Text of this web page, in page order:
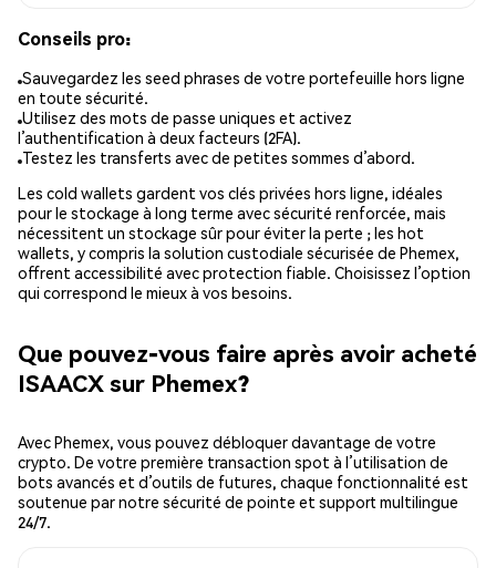
Conseils pro:
Sauvegardez les seed phrases de votre portefeuille hors ligne
en toute sécurité.
Utilisez des mots de passe uniques et activez
l’authentification à deux facteurs (2FA).
Testez les transferts avec de petites sommes d’abord.
Les cold wallets gardent vos clés privées hors ligne, idéales
pour le stockage à long terme avec sécurité renforcée, mais
nécessitent un stockage sûr pour éviter la perte ; les hot
wallets, y compris la solution custodiale sécurisée de Phemex,
offrent accessibilité avec protection fiable. Choisissez l’option
qui correspond le mieux à vos besoins.
Que pouvez-vous faire après avoir acheté
ISAACX sur Phemex?
Avec Phemex, vous pouvez débloquer davantage de votre
crypto. De votre première transaction spot à l’utilisation de
bots avancés et d’outils de futures, chaque fonctionnalité est
soutenue par notre sécurité de pointe et support multilingue
24/7.